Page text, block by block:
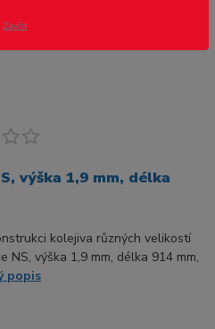
výška 1,9 mm, délka
kolejiva různých velikostí
výška 1,9 mm, délka 914 mm,
popis
Zavřít